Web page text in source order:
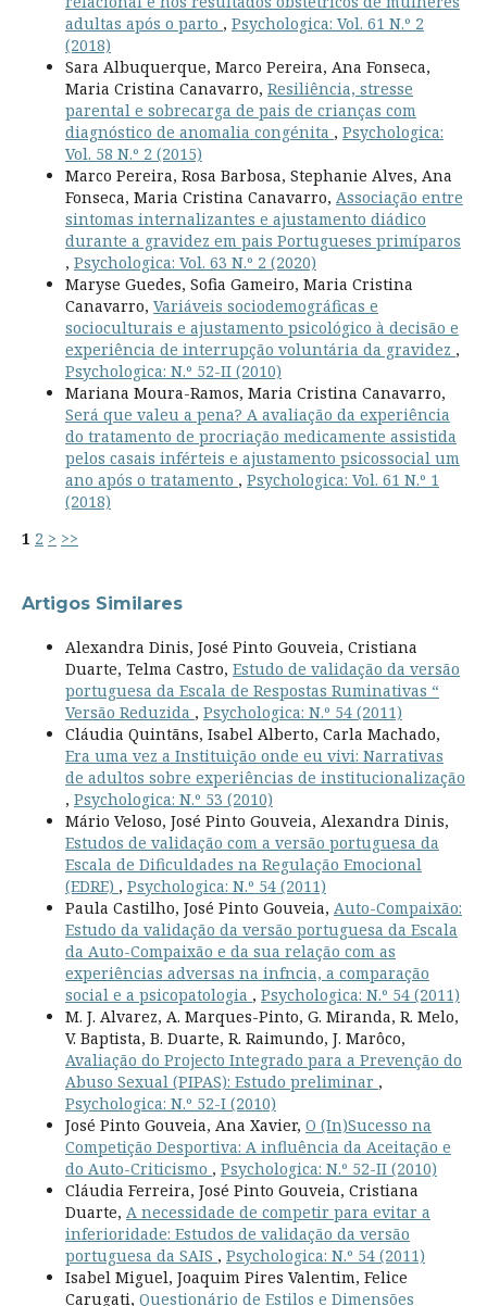
adultas após o parto , Psychologica: Vol. 61 N.º 2
(2018)
Sara Albuquerque, Marco Pereira, Ana Fonseca,
Maria Cristina Canavarro, Resiliência, stresse
parental e sobrecarga de pais de crianças com
diagnóstico de anomalia congénita , Psychologica:
Vol. 58 N.º 2 (2015)
Marco Pereira, Rosa Barbosa, Stephanie Alves, Ana
Fonseca, Maria Cristina Canavarro, Associação entre
sintomas internalizantes e ajustamento diádico
durante a gravidez em pais Portugueses primíparos
, Psychologica: Vol. 63 N.º 2 (2020)
Maryse Guedes, Sofia Gameiro, Maria Cristina
Canavarro, Variáveis sociodemográficas e
socioculturais e ajustamento psicológico à decisão e
experiência de interrupção voluntária da gravidez ,
Psychologica: N.º 52-II (2010)
Mariana Moura-Ramos, Maria Cristina Canavarro,
Será que valeu a pena? A avaliação da experiência
do tratamento de procriação medicamente assistida
pelos casais inférteis e ajustamento psicossocial um
ano após o tratamento , Psychologica: Vol. 61 N.º 1
(2018)
1 2 > >>
Artigos Similares
Alexandra Dinis, José Pinto Gouveia, Cristiana
Duarte, Telma Castro, Estudo de validação da versão
portuguesa da Escala de Respostas Ruminativas “
Versão Reduzida , Psychologica: N.º 54 (2011)
Cláudia Quintãns, Isabel Alberto, Carla Machado,
Era uma vez a Instituição onde eu vivi: Narrativas
de adultos sobre experiências de institucionalização
, Psychologica: N.º 53 (2010)
Mário Veloso, José Pinto Gouveia, Alexandra Dinis,
Estudos de validação com a versão portuguesa da
Escala de Dificuldades na Regulação Emocional
(EDRE) , Psychologica: N.º 54 (2011)
Paula Castilho, José Pinto Gouveia, Auto-Compaixão:
Estudo da validação da versão portuguesa da Escala
da Auto-Compaixão e da sua relação com as
experiências adversas na infncia, a comparação
social e a psicopatologia , Psychologica: N.º 54 (2011)
M. J. Alvarez, A. Marques-Pinto, G. Miranda, R. Melo,
V. Baptista, B. Duarte, R. Raimundo, J. Marôco,
Avaliação do Projecto Integrado para a Prevenção do
Abuso Sexual (PIPAS): Estudo preliminar ,
Psychologica: N.º 52-I (2010)
José Pinto Gouveia, Ana Xavier, O (In)Sucesso na
Competição Desportiva: A influência da Aceitação e
do Auto-Criticismo , Psychologica: N.º 52-II (2010)
Cláudia Ferreira, José Pinto Gouveia, Cristiana
Duarte, A necessidade de competir para evitar a
inferioridade: Estudos de validação da versão
portuguesa da SAIS , Psychologica: N.º 54 (2011)
Isabel Miguel, Joaquim Pires Valentim, Felice
Carugati, Questionário de Estilos e Dimensões